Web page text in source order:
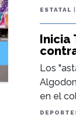
ESTATAL
Inicia
Los
en el